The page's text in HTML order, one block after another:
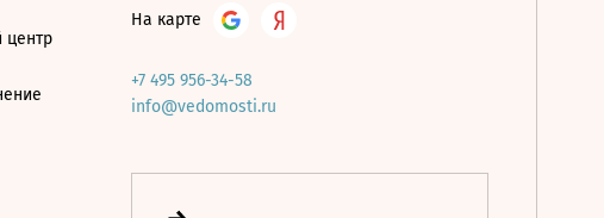
центр
На карте
+7 495 956-34-58
info@vedomosti.ru